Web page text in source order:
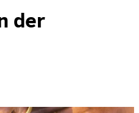
der